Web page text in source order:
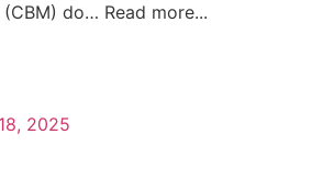
do… Read more...
2025